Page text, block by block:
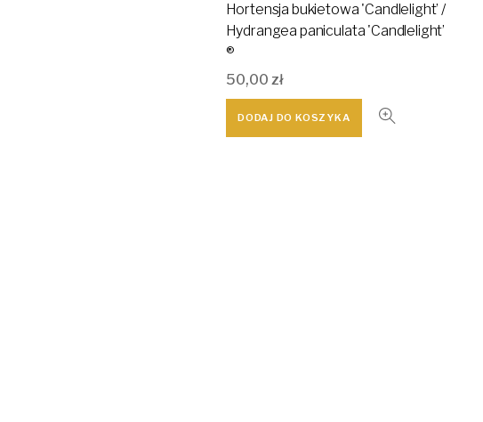
Hortensja bukietowa 'Candlelight’ /
Hydrangea paniculata 'Candlelight’
®
50,00 zł
DODAJ DO KOSZYKA